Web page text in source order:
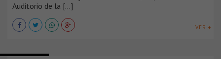
Auditorio de la [...]
VER +